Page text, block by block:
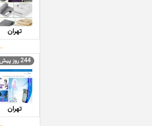
تهران
244 روز پیش
تهران